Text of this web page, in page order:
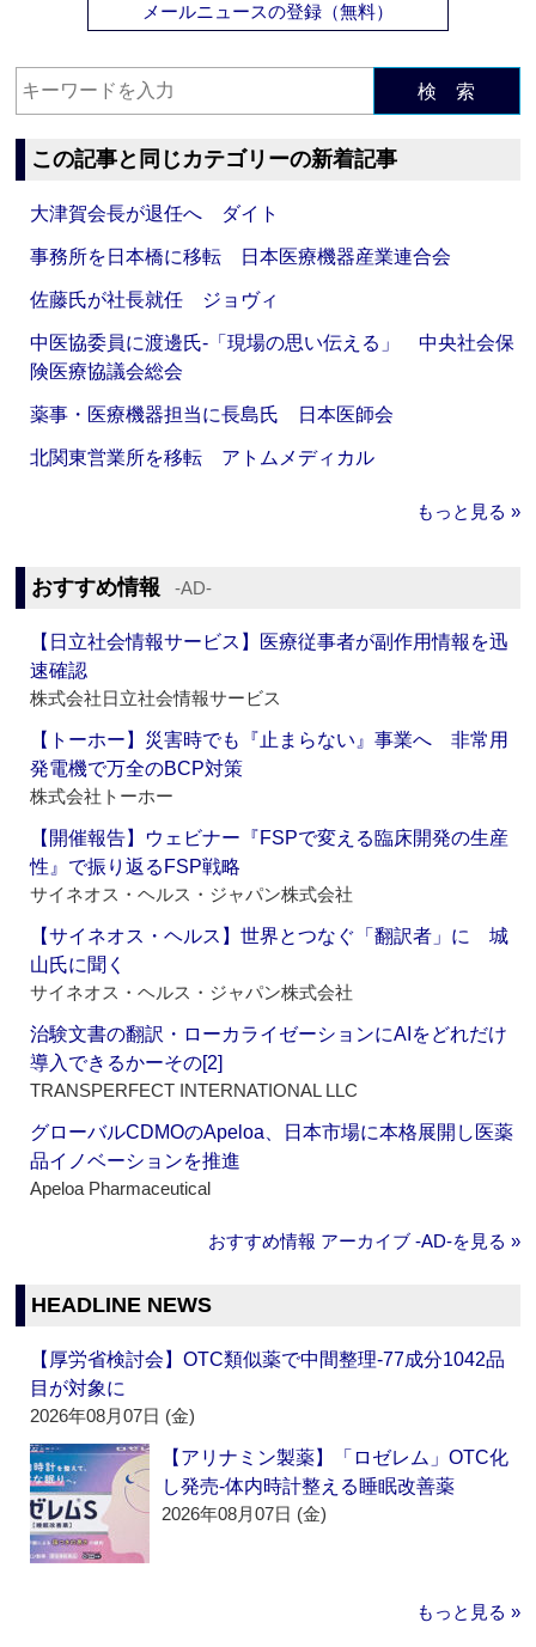
メールニュースの登録（無料）
検 索
この記事と同じカテゴリーの新着記事
大津賀会長が退任へ ダイト
事務所を日本橋に移転 日本医療機器産業連合会
佐藤氏が社長就任 ジョヴィ
中医協委員に渡邊氏‐「現場の思い伝える」 中央社会保
険医療協議会総会
薬事・医療機器担当に長島氏 日本医師会
北関東営業所を移転 アトムメディカル
もっと見る »
おすすめ情報 ‐AD‐
【日立社会情報サービス】医療従事者が副作用情報を迅
速確認
株式会社日立社会情報サービス
【トーホー】災害時でも『止まらない』事業へ 非常用
発電機で万全のBCP対策
株式会社トーホー
【開催報告】ウェビナー『FSPで変える臨床開発の生産
性』で振り返るFSP戦略
サイネオス・ヘルス・ジャパン株式会社
【サイネオス・ヘルス】世界とつなぐ「翻訳者」に 城
山氏に聞く
サイネオス・ヘルス・ジャパン株式会社
治験文書の翻訳・ローカライゼーションにAIをどれだけ
導入できるかーその[2]
TRANSPERFECT INTERNATIONAL LLC
グローバルCDMOのApeloa、日本市場に本格展開し医薬
品イノベーションを推進
Apeloa Pharmaceutical
おすすめ情報 アーカイブ ‐AD‐を見る »
HEADLINE NEWS
【厚労省検討会】OTC類似薬で中間整理‐77成分1042品
目が対象に
2026年08月07日 (金)
【アリナミン製薬】「ロゼレム」OTC化
し発売‐体内時計整える睡眠改善薬
2026年08月07日 (金)
もっと見る »